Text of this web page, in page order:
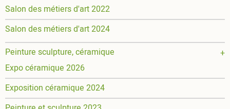
Salon des métiers d'art 2022
Salon des métiers d'art 2024
Peinture sculpture, céramique
Expo céramique 2026
Exposition céramique 2024